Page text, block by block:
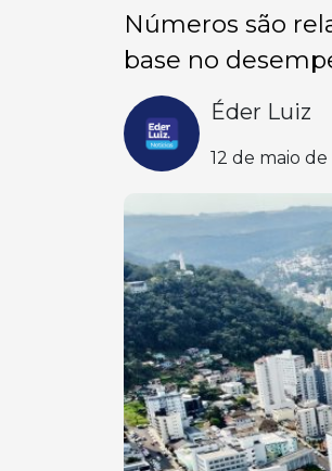
Números são
base no
Éder Luiz
12 de maio de